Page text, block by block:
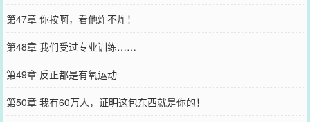
第47章 你按啊，看他炸不炸！
第48章 我们受过专业训练……
第49章 反正都是有氧运动
第50章 我有60万人，证明这包东西就是你的！